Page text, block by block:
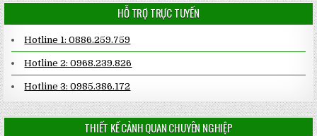
HỖ TRỢ TRỰC TUYẾN
Hotline 1: 0886.259.759
Hotline 2: 0968.239.826
Hotline 3: 0985.386.172
THIẾT KẾ CẢNH QUAN CHUYÊN NGHIỆP